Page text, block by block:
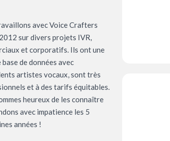
avec Voice Crafters
sur divers projets IVR,
et corporatifs. Ils ont une
base de données avec
artistes vocaux, sont très
et à des tarifs équitables.
heureux de les connaître
avec impatience les 5
années !